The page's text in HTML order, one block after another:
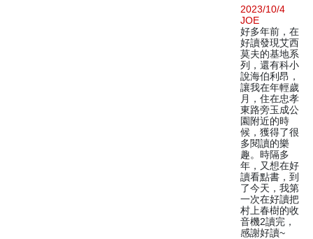
2023/10/4
JOE
好多年前，在
好讀發現艾西
莫夫的基地系
列，還有科小
說海伯利昂，
讓我在年輕歲
月，住在忠孝
東路旁玉成公
園附近的時
候，獲得了很
多閱讀的樂
趣。時隔多
年，又想在好
讀看點書，到
了今天，我第
一次在好讀把
村上春樹的收
音機2讀完，
感謝好讀~